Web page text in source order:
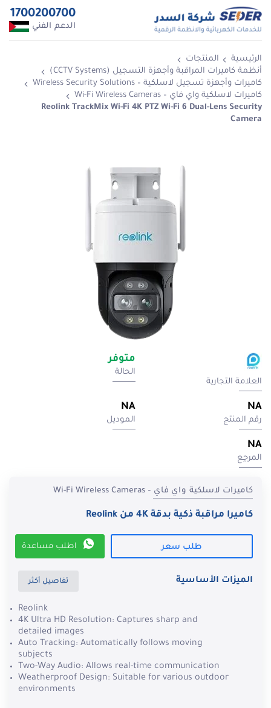
1700200700
الدعم الفني
الرئيسية
المنتجات
أنظمة كاميرات المراقبة وأجهزة التسجيل (CCTV Systems)
كاميرات وأجهزة تسجيل لاسلكية – Wireless Security Solutions
كاميرات لاسلكية واي فاي – Wi-Fi Wireless Cameras
Reolink TrackMix Wi-Fi 4K PTZ Wi-Fi 6 Dual-Lens Security
Camera
كاميرات لاسلكية واي فاي – Wi-Fi Wireless Cameras
كاميرا مراقبة ذكية بدقة 4K من Reolink
طلب سعر اطلب مساعدة
الميزات الأساسية تفاصيل أكثر
Reolink
4K Ultra HD Resolution: Captures sharp and
detailed images
Auto Tracking: Automatically follows moving
subjects
Two-Way Audio: Allows real-time communication
Weatherproof Design: Suitable for various outdoor
environments
العلامة التجارية
متوفر
الحالة
NA
رقم المنتج
NA
الموديل
NA
المرجِع